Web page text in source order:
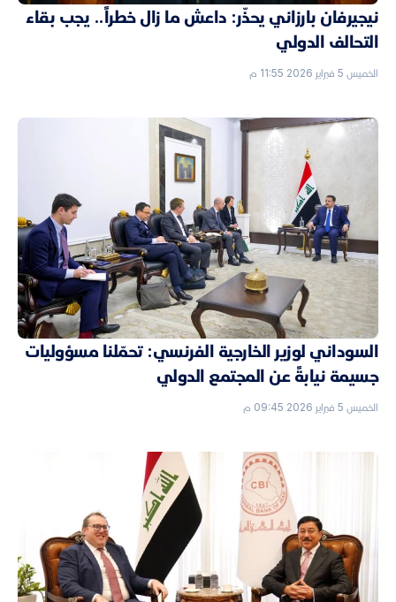
نيجيرفان بارزاني يحذّر: داعش ما زال خطراً.. يجب بقاء
التحالف الدولي
الخميس 5 فبراير 2026 11:55 م
السوداني لوزير الخارجية الفرنسي: تحمّلنا مسؤوليات
جسيمة نيابةً عن المجتمع الدولي
الخميس 5 فبراير 2026 09:45 م